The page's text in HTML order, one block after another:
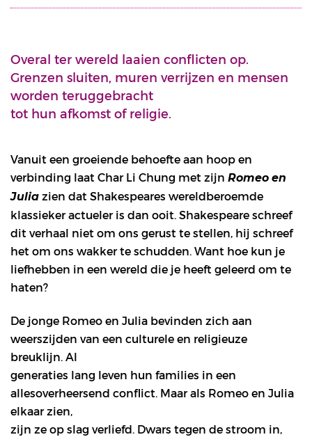
Overal ter wereld laaien conflicten op.
Grenzen sluiten, muren verrijzen en mensen
worden teruggebracht
tot hun afkomst of religie.
Vanuit een groeiende behoefte aan hoop en
verbinding laat Char Li Chung met zijn Romeo en
Julia zien dat Shakespeares wereldberoemde
klassieker actueler is dan ooit. Shakespeare schreef
dit verhaal niet om ons gerust te stellen, hij schreef
het om ons wakker te schudden. Want hoe kun je
liefhebben in een wereld die je heeft geleerd om te
haten?
De jonge Romeo en Julia bevinden zich aan
weerszijden van een culturele en religieuze
breuklijn. Al
generaties lang leven hun families in een
allesoverheersend conflict. Maar als Romeo en Julia
elkaar zien,
zijn ze op slag verliefd. Dwars tegen de stroom in,